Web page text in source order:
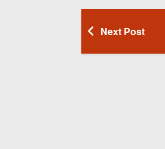
Next Post